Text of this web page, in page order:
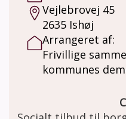
Vejlebrovej 45
2635 Ishøj
Arrangeret af:
Frivillige
kommunes